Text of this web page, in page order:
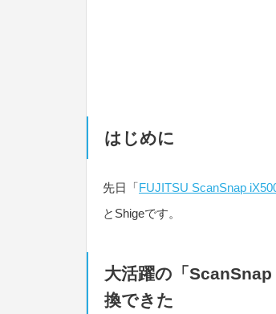
はじめに
先日「FUJITSU ScanSnap
とShigeです。
大活躍の「
換できた